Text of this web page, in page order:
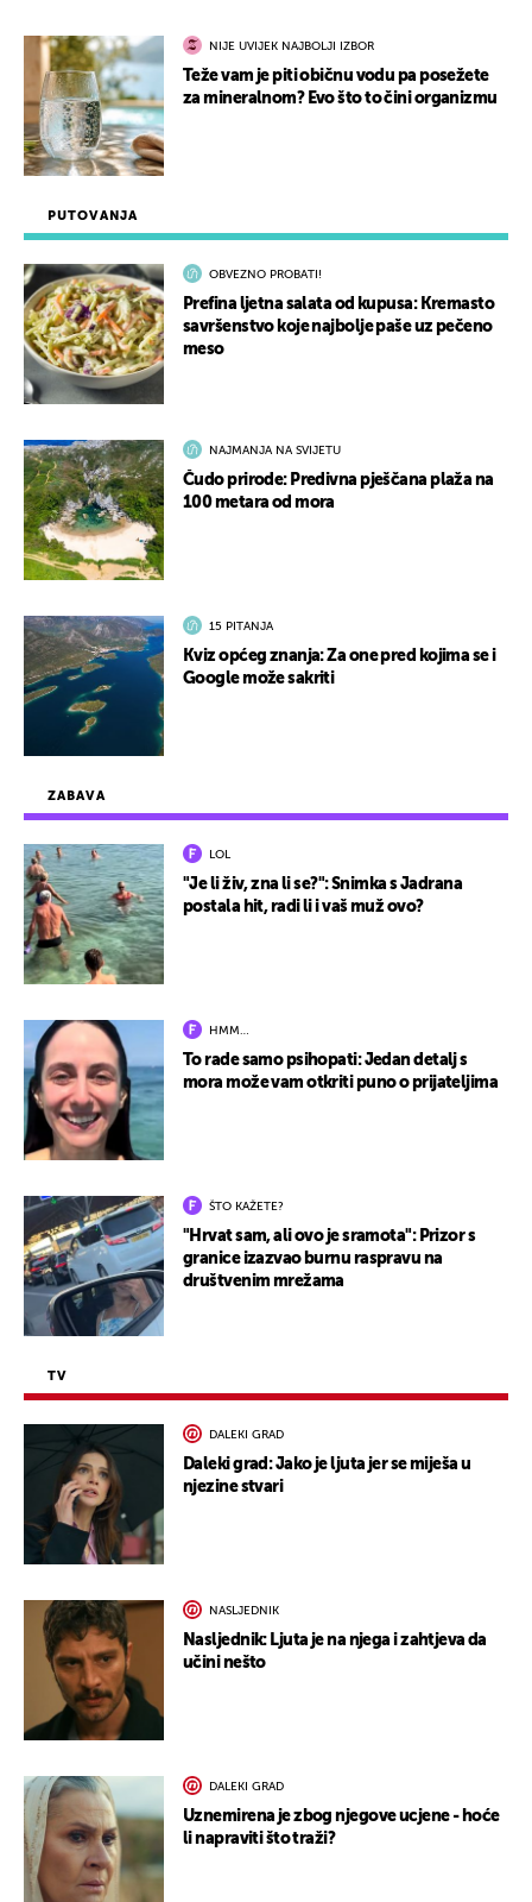
ZABAVA
LOL
"Je li živ, zna li se?": Snimka s Jadrana
postala hit, radi li i vaš muž ovo?
HMM…
To rade samo psihopati: Jedan detalj s
mora može vam otkriti puno o prijateljima
ŠTO KAŽETE?
"Hrvat sam, ali ovo je sramota": Prizor s
granice izazvao burnu raspravu na
društvenim mrežama
TV
DALEKI GRAD
Daleki grad: Jako je ljuta jer se miješa u
njezine stvari
NASLJEDNIK
Nasljednik: Ljuta je na njega i zahtjeva da
učini nešto
DALEKI GRAD
Uznemirena je zbog njegove ucjene - hoće
li napraviti što traži?
PUTOVANJA
OBVEZNO PROBATI!
Prefina ljetna salata od kupusa: Kremasto
savršenstvo koje najbolje paše uz pečeno
meso
NAJMANJA NA SVIJETU
Čudo prirode: Predivna pješčana plaža na
100 metara od mora
15 PITANJA
Kviz općeg znanja: Za one pred kojima se i
Google može sakriti
NIJE UVIJEK NAJBOLJI IZBOR
Teže vam je piti običnu vodu pa posežete
za mineralnom? Evo što to čini organizmu